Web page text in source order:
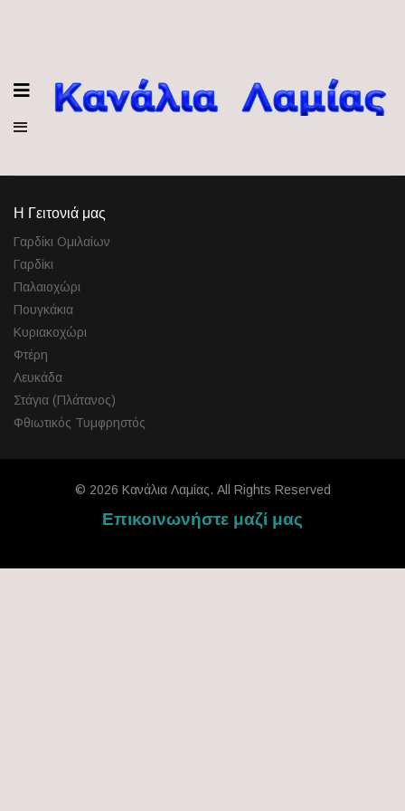
Η Γειτονιά μας
Γαρδίκι Ομιλαίων
Γαρδίκι
Παλαιοχώρι
Πουγκάκια
Κυριακοχώρι
Φτέρη
Λευκάδα
Στάγια (Πλάτανος)
Φθιωτικός Τυμφρηστός
© 2026 Κανάλια Λαμίας. All Rights Reserved
Επικοινωνήστε μαζί μας